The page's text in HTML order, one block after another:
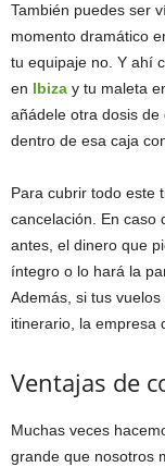
También puedes ser
momento dramático
tu equipaje no. Y ahí
en Ibiza y tu maleta
añádele otra dosis
dentro de esa caja
Para cubrir todo este
cancelación. En caso
antes, el dinero que
íntegro o lo hará la
Además, si tus vuelos
itinerario, la empresa
Ventajas de
Muchas veces
grande que nosotros